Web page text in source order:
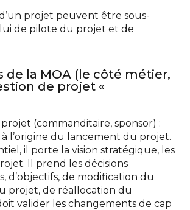
projet peuvent être sous-
de pilote du projet et de
de la MOA (le côté métier,
de projet «
(commanditaire, sponsor) :
l’origine du lancement du projet.
il porte la vision stratégique, les
Il prend les décisions
d’objectifs, de modification du
projet, de réallocation du
valider les changements de cap